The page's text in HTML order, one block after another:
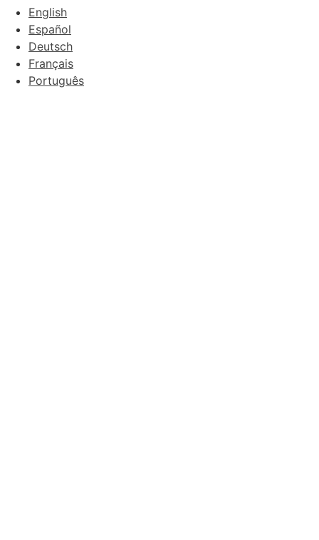
English
Español
Deutsch
Français
Português